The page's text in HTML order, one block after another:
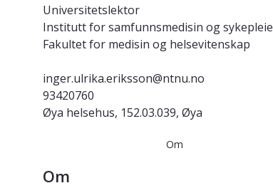
Universitetslektor
Institutt for samfunnsmedisin og sykepleie
Fakultet for medisin og helsevitenskap
inger.ulrika.eriksson@ntnu.no
93420760
Øya helsehus, 152.03.039, Øya
Om
Om